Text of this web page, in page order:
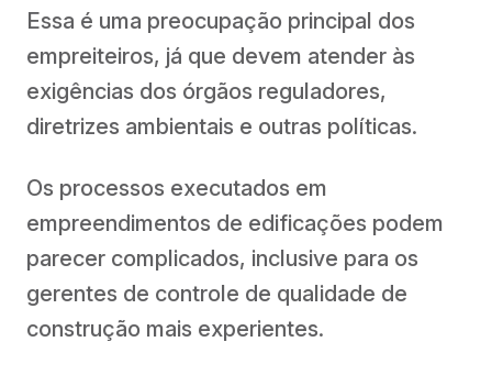
Essa é uma preocupação principal dos
empreiteiros, já que devem atender às
exigências dos órgãos reguladores,
diretrizes ambientais e outras políticas.
Os processos executados em
empreendimentos de edificações podem
parecer complicados, inclusive para os
gerentes de controle de qualidade de
construção mais experientes.